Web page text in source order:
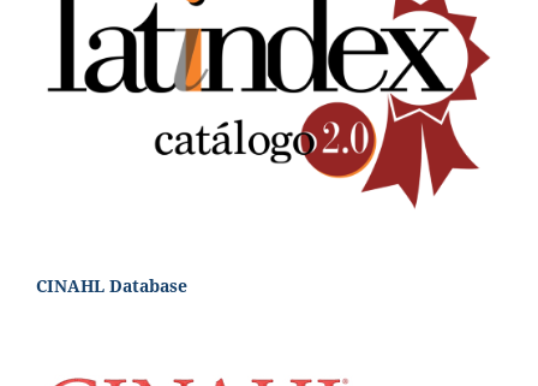
CINAHL Database